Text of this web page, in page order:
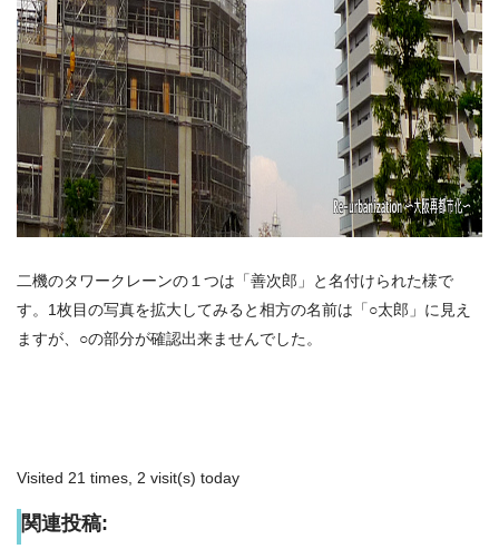
二機のタワークレーンの１つは「善次郎」と名付けられた様で
す。1枚目の写真を拡大してみると相方の名前は「○太郎」に見え
ますが、○の部分が確認出来ませんでした。
Visited 21 times, 2 visit(s) today
関連投稿: